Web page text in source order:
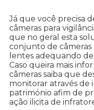
Já que você precisa
câmeras para
que no geral esta
conjunto de câmeras
lentes adequando
Caso queira mais
câmeras saiba que
monitorar através de
património afim de
ação ilicita de